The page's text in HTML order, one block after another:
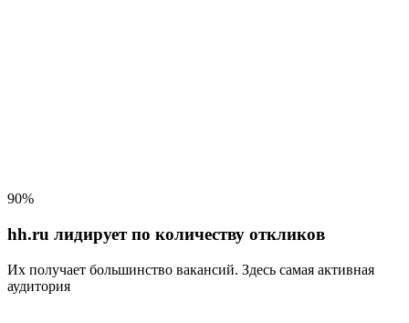
90%
hh.ru лидирует по количеству откликов
Их получает большинство вакансий. Здесь самая активная
аудитория